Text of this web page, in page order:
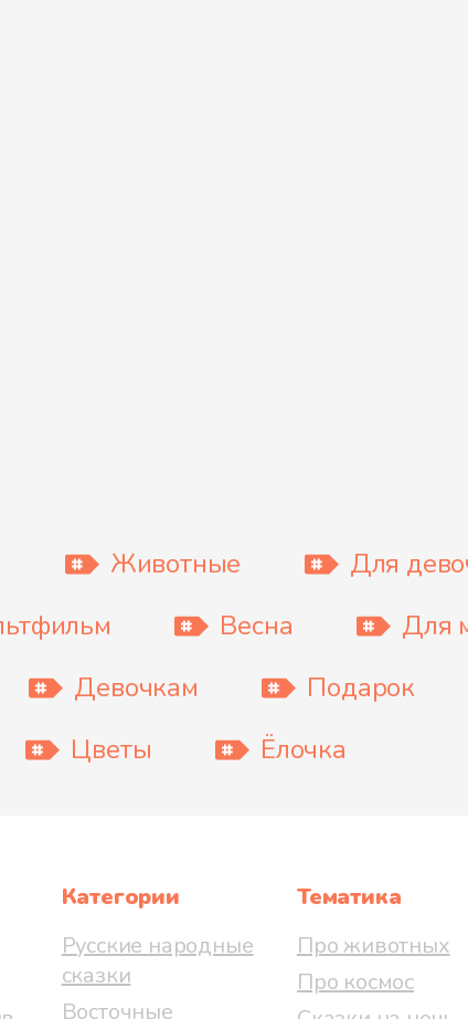
Животные Для
Весна Для
Девочкам Подарок
Цветы Ёлочка
Категории
Русские народные
сказки
Восточные
Тематика
Про животных
Про космос